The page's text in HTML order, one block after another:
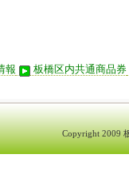
報
板橋区内共通商品券
Copyright 2009